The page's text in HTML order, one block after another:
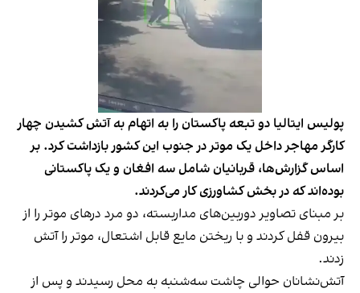
پولیس ایتالیا دو تبعه پاکستان را به اتهام به آتش کشیدن چهار
کارگر مهاجر داخل یک موتر در جنوب این کشور بازداشت کرد. بر
اساس گزارش‌ها، قربانیان شامل سه افغان و یک پاکستانی
بوده‌اند که در بخش کشاورزی کار می‌کردند.
بر مبنای تصاویر دوربین‌های مداربسته، دو مرد درهای موتر را از
بیرون قفل کردند و با ریختن مایع قابل اشتعال، موتر را آتش
زدند.
آتش‌نشانان حوالی چاشت سه‌شنبه به محل رسیدند و پس از